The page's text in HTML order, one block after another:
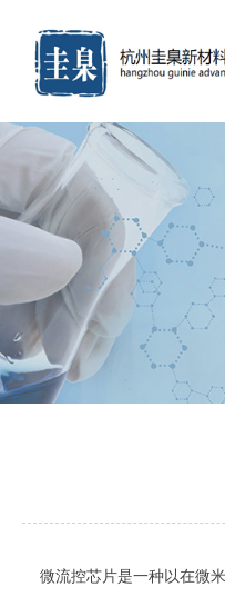
微流控芯片是一种以在微